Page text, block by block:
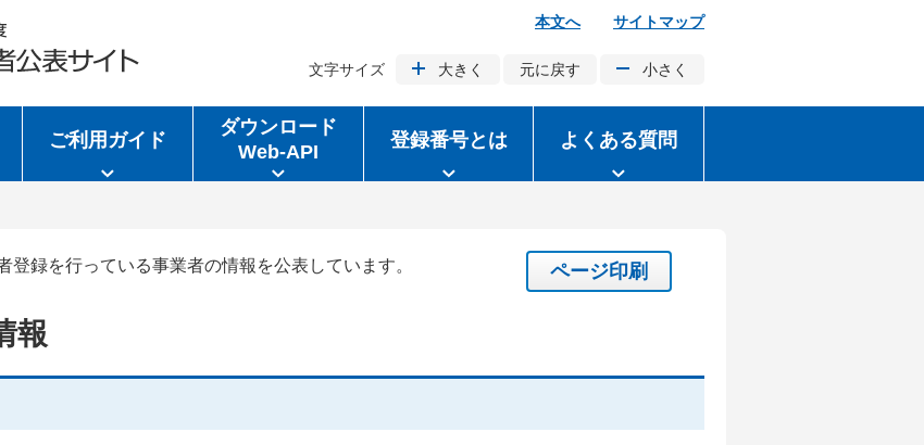
本文へ サイトマップ
文字サイズ 大きく 元に戻す 小さく
ご利用ガイド
ダウンロード
Web-API
登録番号とは よくある質問
録を行っている事業者の情報を公表しています。 ページ印刷
報